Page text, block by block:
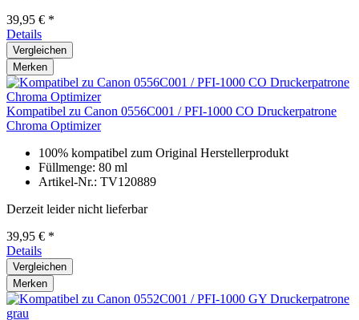
39,95 € *
Details
Vergleichen
Merken
Kompatibel zu Canon 0556C001 / PFI-1000 CO Druckerpatrone
Chroma Optimizer
100% kompatibel zum Original Herstellerprodukt
Füllmenge: 80 ml
Artikel-Nr.: TV120889
Derzeit leider nicht lieferbar
39,95 € *
Details
Vergleichen
Merken